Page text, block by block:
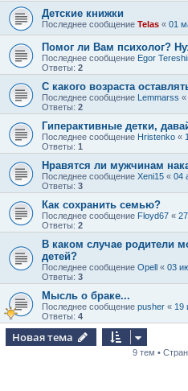
Детские книжки
Последнее сообщение Telas « 01
Помог ли Вам психолог?
Последнее сообщение Egor
Ответы: 2
С какого возраста
Последнее сообщение Lemmarss «
Ответы: 2
Гиперактивные детки,
Последнее сообщение Hristenko «
Ответы: 1
Нравятся ли мужчинам
Последнее сообщение Xeni15 « 04
Ответы: 3
Как сохранить семью?
Последнее сообщение Floyd67 «
Ответы: 2
В каком случае родители
детей?
Последнее сообщение Opell « 03
Ответы: 3
Мысль о браке...
Последнее сообщение pusher « 19
Ответы: 4
Новая тема
9 тем •